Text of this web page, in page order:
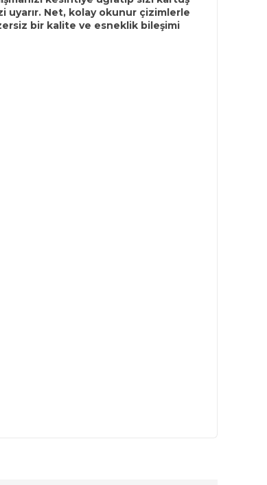
uyarır. Net, kolay okunur çizimlerle
bir kalite ve esneklik bileşimi